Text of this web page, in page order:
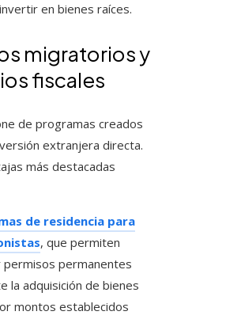
en bienes raíces.
migratorios y
fiscales
de programas creados
extranjera directa.
más destacadas
de residencia para
, que permiten
permanentes
la adquisición de bienes
montos establecidos